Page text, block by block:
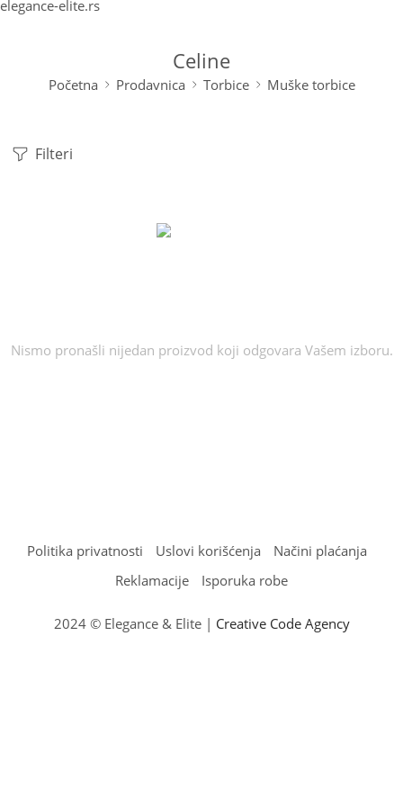
elegance-elite.rs
Celine
Početna Prodavnica Torbice Muške torbice
Filteri
Nismo pronašli nijedan proizvod koji odgovara Vašem izboru.
Politika privatnosti Uslovi korišćenja
Načini plaćanja
Reklamacije
Isporuka robe
2024 © Elegance & Elite | Creative Code Agency